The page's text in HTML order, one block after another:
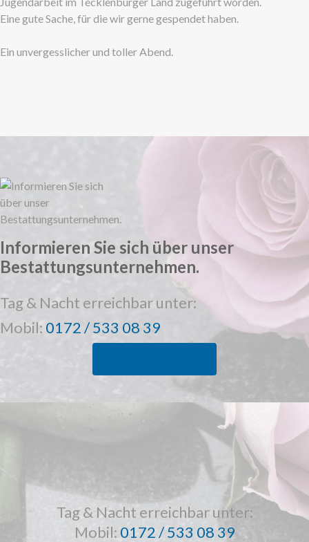
Eine gute Sache, für die wir gerne gespendet haben.
Ein unvergesslicher und toller Abend.
Informieren Sie sich über unser
Bestattungsunternehmen.
Tag & Nacht erreichbar unter:
Mobil: 0172 / 533 08 39
Tag & Nacht erreichbar unter:
Mobil: 0172 / 533 08 39